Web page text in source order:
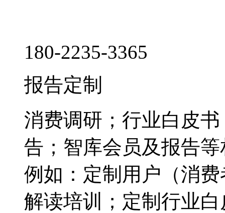
180-2235-3365
报告定制
消费调研；行业白皮
告；智库会员及报告
例如：定制用户（消
解读培训；定制行业